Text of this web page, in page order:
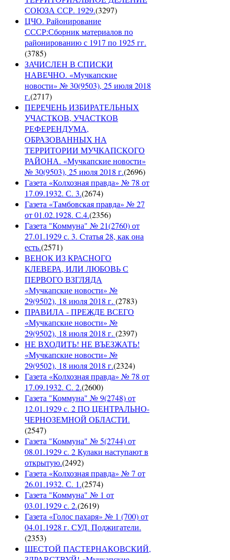
СОЮЗА ССР. 1929.(3297)
ЦЧО. Районирование
СССР:Сборник материалов по
районированию с 1917 по 1925 гг.
(3785)
ЗАЧИСЛЕН В СПИСКИ
НАВЕЧНО. «Мучкапские
новости» № 30(9503), 25 июля 2018
г.(2717)
ПЕРЕЧЕНЬ ИЗБИРАТЕЛЬНЫХ
УЧАСТКОВ, УЧАСТКОВ
РЕФЕРЕНДУМА,
ОБРАЗОВАННЫХ НА
ТЕРРИТОРИИ МУЧКАПСКОГО
РАЙОНА. «Мучкапские новости»
№ 30(9503), 25 июля 2018 г.(2696)
Газета «Колхозная правда» № 78 от
17.09.1932. С. 3.(2674)
Газета «Тамбовская правда» № 27
от 01.02.1928. С.4.(2356)
Газета "Коммуна" № 21(2760) от
27.01.1929 с. 3. Статья 28, как она
есть.(2571)
ВЕНОК ИЗ КРАСНОГО
КЛЕВЕРА, ИЛИ ЛЮБОВЬ С
ПЕРВОГО ВЗГЛЯДА
«Мучкапские новости» №
29(9502), 18 июля 2018 г. (2783)
ПРАВИЛА - ПРЕЖДЕ ВСЕГО
«Мучкапские новости» №
29(9502), 18 июля 2018 г. (2397)
НЕ ВХОДИТЬ! НЕ ВЪЕЗЖАТЬ!
«Мучкапские новости» №
29(9502), 18 июля 2018 г.(2324)
Газета «Колхозная правда» № 78 от
17.09.1932. С. 2.(2600)
Газета "Коммуна" № 9(2748) от
12.01.1929 с. 2 ПО ЦЕНТРАЛЬНО-
ЧЕРНОЗЕМНОЙ ОБЛАСТИ.
(2547)
Газета "Коммуна" № 5(2744) от
08.01.1929 с. 2 Кулаки наступают в
открытую.(2492)
Газета «Колхозная правда» № 7 от
26.01.1932. С. 1.(2574)
Газета "Коммуна" № 1 от
03.01.1929 с. 2.(2619)
Газета «Голос пахаря» № 1 (700) от
04.01.1928 г. СУД. Поджигатели.
(2353)
ШЕСТОЙ ПАСТЕРНАКОВСКИЙ,